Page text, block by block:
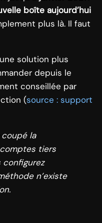
boîte aujourd’hui
plus là. Il faut
solution plus
depuis le
conseillée par
(source : support
la
tiers
configurez
n’existe